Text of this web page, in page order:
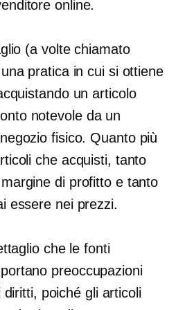
online.
(a volte chiamato
pratica in cui si ottiene
un articolo
notevole da un
negozio fisico. Quanto più
che acquisti, tanto
di profitto e tanto
essere nei prezzi.
che le fonti
preoccupazioni
poiché gli articoli